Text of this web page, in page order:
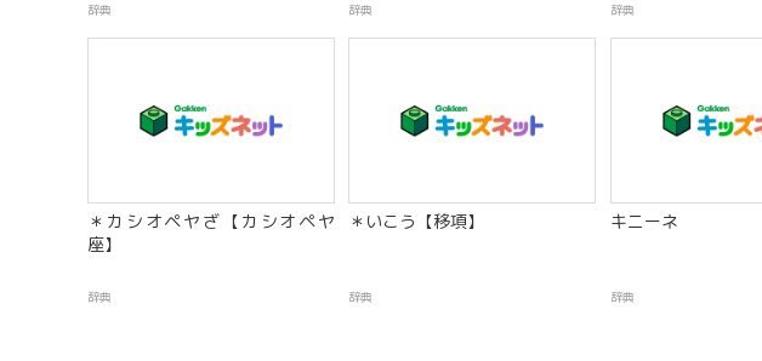
辞典 辞典 辞典
＊カシオペヤざ【カシオペヤ
座】
辞典
＊いこう【移項】
辞典
キニーネ
辞典